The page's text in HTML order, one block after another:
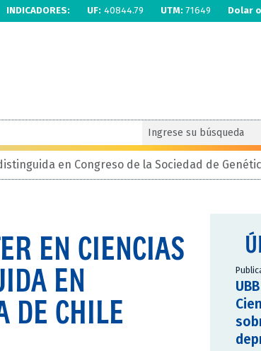
INDICADORES: UF: 40844.79 UTM: 71649 Dolar
en Congreso de la Sociedad de
EN CIENCIAS
EN
DE CHILE